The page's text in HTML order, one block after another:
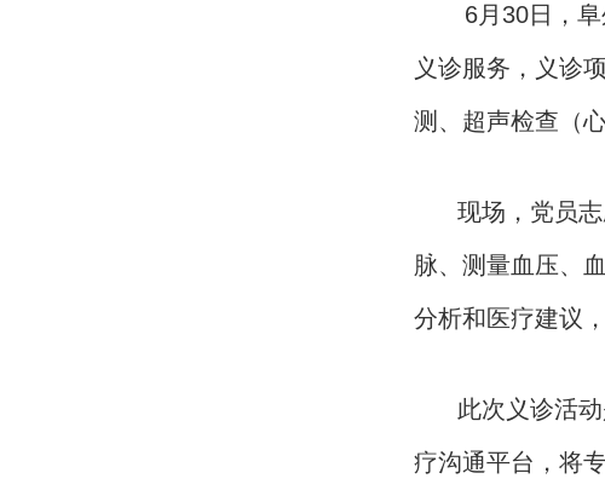
6月30日，阜外
义诊服务，义诊
测、超声检查（
现场，党员志
脉、测量血压、
分析和医疗建议
此次义诊活动
疗沟通平台，将